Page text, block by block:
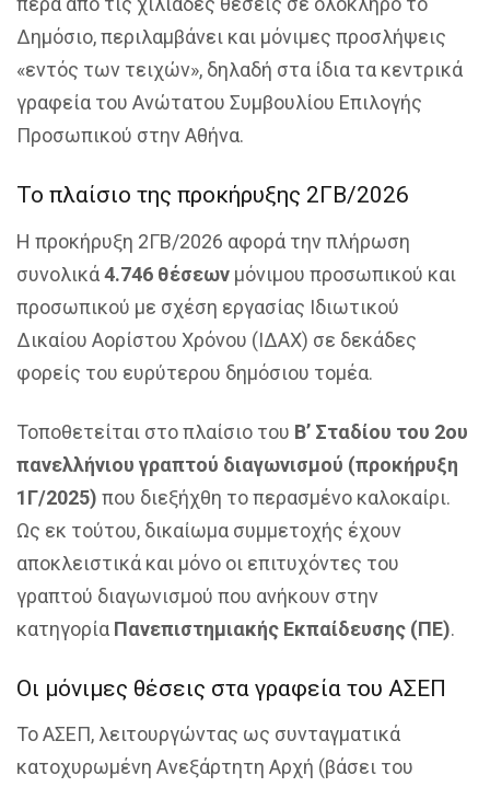
Δημόσιο, περιλαμβάνει και μόνιμες προσλήψεις
«εντός των τειχών», δηλαδή στα ίδια τα κεντρικά
γραφεία του Ανώτατου Συμβουλίου Επιλογής
Προσωπικού στην Αθήνα.
Το πλαίσιο της προκήρυξης 2ΓΒ/2026
Η προκήρυξη 2ΓΒ/2026 αφορά την πλήρωση
συνολικά4.746 θέσεων μόνιμου προσωπικού και
προσωπικού με σχέση εργασίας Ιδιωτικού
Δικαίου Αορίστου Χρόνου (ΙΔΑΧ) σε δεκάδες
φορείς του ευρύτερου δημόσιου τομέα.
Τοποθετείται στο πλαίσιο του Β’ Σταδίου του 2ου
πανελλήνιου γραπτού διαγωνισμού (προκήρυξη
1Γ/2025) που διεξήχθη το περασμένο καλοκαίρι.
Ως εκ τούτου, δικαίωμα συμμετοχής έχουν
αποκλειστικά και μόνο οι επιτυχόντες του
γραπτού διαγωνισμού που ανήκουν στην
κατηγορία Πανεπιστημιακής Εκπαίδευσης (ΠΕ).
Οι μόνιμες θέσεις στα γραφεία του ΑΣΕΠ
Το ΑΣΕΠ, λειτουργώντας ως συνταγματικά
κατοχυρωμένη Ανεξάρτητη Αρχή (βάσει του